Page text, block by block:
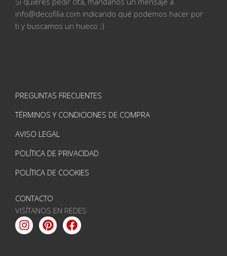
info@decofilia.com indicando qué podemos hacer por
ti y buscamos un hueco ;)
PREGUNTAS FRECUENTES
TÉRMINOS Y CONDICIONES DE COMPRA
AVISO LEGAL
POLÍTICA DE PRIVACIDAD
POLÍTICA DE COOKIES
CONTACTO
VISÍTANOS EN REDES
Instagram
PinterestFacebook